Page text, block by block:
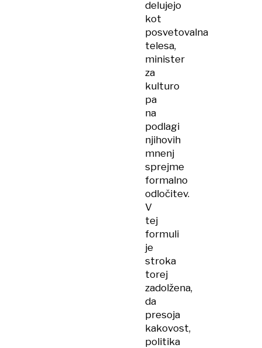
delujejo
kot
posvetovalna
telesa,
minister
za
kulturo
pa
na
podlagi
njihovih
mnenj
sprejme
formalno
odločitev.
V
tej
formuli
je
stroka
torej
zadolžena,
da
presoja
kakovost,
politika